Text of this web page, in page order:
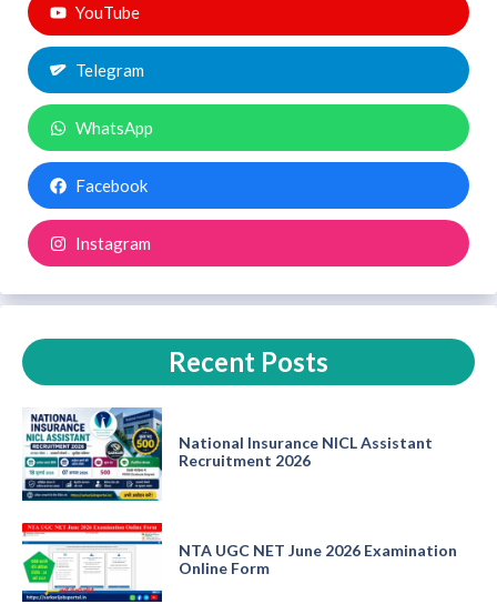
YouTube
Telegram
WhatsApp
Facebook
Instagram
Recent Posts
National Insurance NICL Assistant
Recruitment 2026
NTA UGC NET June 2026 Examination
Online Form